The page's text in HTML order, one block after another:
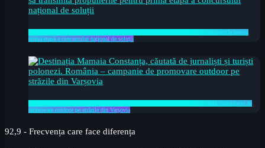
Stațiunea Mamaia își caută identitatea. Creativii sunt invitați să transmită propunerile pentru
prima etapă a concursului național de soluții
Destinația Mamaia Constanța, căutată de jurnaliști și turiști polonezi. România – campanie de
promovare outdoor pe străzile din Varșovia
92,9 - Frecvența care face diferența